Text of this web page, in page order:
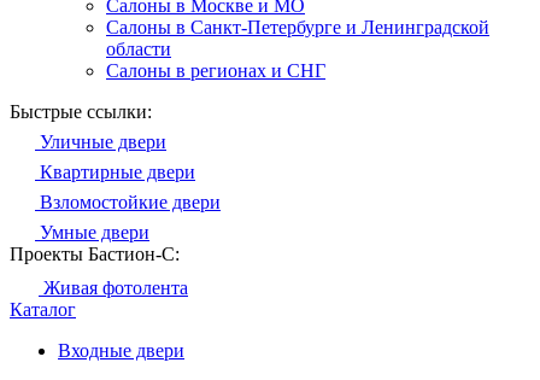
Салоны в Москве и МО
Салоны в Санкт-Петербурге и Ленинградской
области
Салоны в регионах и СНГ
Быстрые ссылки:
Уличные двери
Квартирные двери
Взломостойкие двери
Умные двери
Проекты Бастион-С:
Живая фотолента
Каталог
Входные двери